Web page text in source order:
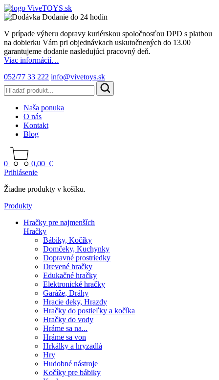
Dodanie do 24 hodín
V prípade výberu dopravy kuriérskou spoločnosťou DPD s platbou
na dobierku Vám pri objednávkach uskutočnených do 13.00
garantujeme dodanie nasledujúci pracovný deň.
Viac informácií…
052/77 33 222 info@vivetoys.sk
Naša ponuka
O nás
Kontakt
Blog
0 0,00 €
Prihlásenie
Žiadne produkty v košíku.
Produkty
Hračky pre najmenších
Hračky
Bábiky, Kočíky
Domčeky, Kuchynky
Dopravné prostriedky
Drevené hračky
Edukačné hračky
Elektronické hračky
Garáže, Dráhy
Hracie deky, Hrazdy
Hračky do postieľky a kočíka
Hračky do vody
Hráme sa na...
Hráme sa von
Hrkálky a hryzadlá
Hry
Hudobné nástroje
Kočíky pre bábiky